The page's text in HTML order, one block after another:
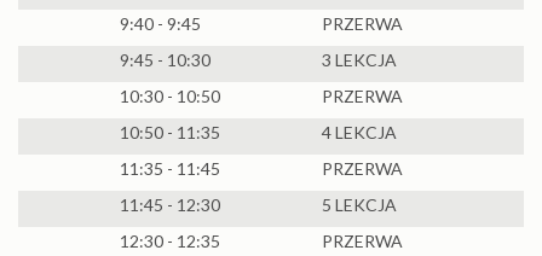
9:40 - 9:45
PRZERWA
9:45 - 10:30
3 LEKCJA
10:30 - 10:50
PRZERWA
10:50 - 11:35
4 LEKCJA
11:35 - 11:45
PRZERWA
11:45 - 12:30
5 LEKCJA
12:30 - 12:35
PRZERWA